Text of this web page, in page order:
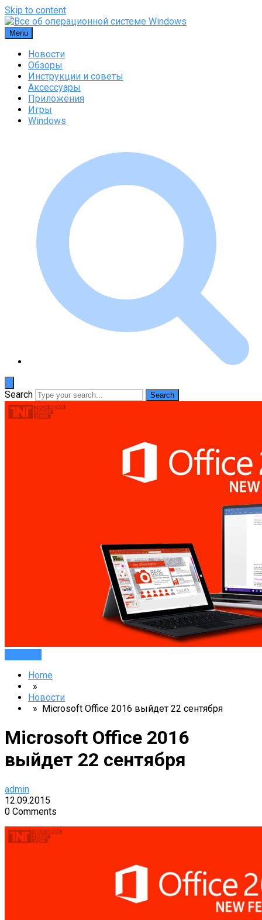
Skip to content
Menu
Новости
Обзоры
Инструкции и советы
Аксессуары
Приложения
Игры
Windows
Search
Home
»
Новости
» Microsoft Office 2016 выйдет 22 сентября
Microsoft Office 2016
выйдет 22 сентября
admin
12.09.2015
0 Comments